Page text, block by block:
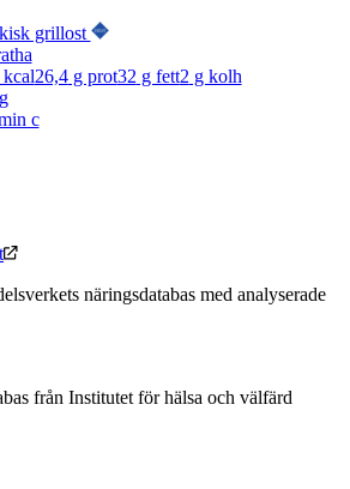
grillost
kcal26,4g prot32 g fett2 g kolh
c
näringsdatabas med analyserade
från Institutet för hälsa och välfärd